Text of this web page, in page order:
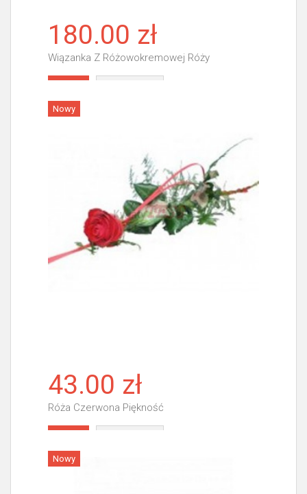
180.00 zł
Wiązanka Z Różowokremowej Róży
Nowy
43.00 zł
Róża Czerwona Piękność
Nowy